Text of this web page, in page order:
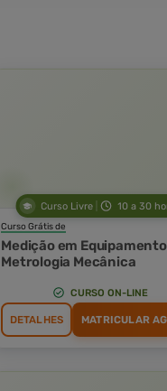
Curso Livre 10 a 30
Curso Grátis de
Medição em
Metrologia Mecânica
CURSO ON-LINE
DETALHES MATRICULAR